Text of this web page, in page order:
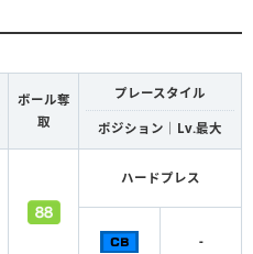
ボール奪
取
プレースタイル
ポジション｜Lv.最大
ハードプレス
-